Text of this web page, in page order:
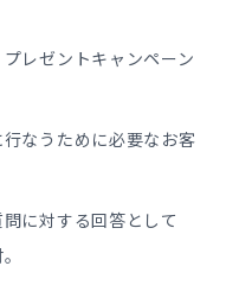
レゼントキャンペーン
なうために必要なお客
に対する回答として